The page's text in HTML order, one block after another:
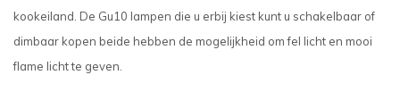
kookeiland. De Gu10 lampen die u erbij kiest kunt u schakelbaar of
dimbaar kopen beide hebben de mogelijkheid om fel licht en mooi
flame licht te geven.